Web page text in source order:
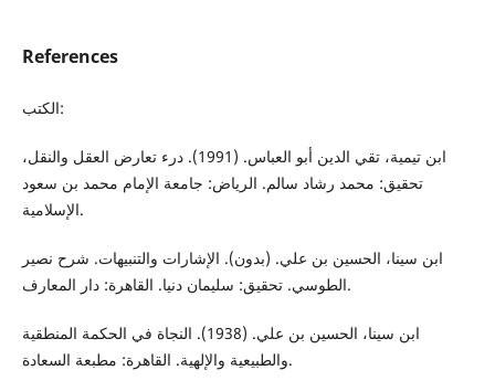
References
الكتب:
ابن تيمية، تقي الدين أبو العباس. (1991). درء تعارض العقل والنقل،
تحقيق: محمد رشاد سالم. الرياض: جامعة الإمام محمد بن سعود
الإسلامية.
ابن سینا، الحسين بن علي. (بدون). الإشارات والتنبيهات. شرح نصير
الطوسي. تحقيق: سليمان دنيا. القاهرة: دار المعارف.
ابن سينا، الحسين بن علي. (1938). النجاة في الحكمة المنطقية
والطبيعية والإلهية. القاهرة: مطبعة السعادة.